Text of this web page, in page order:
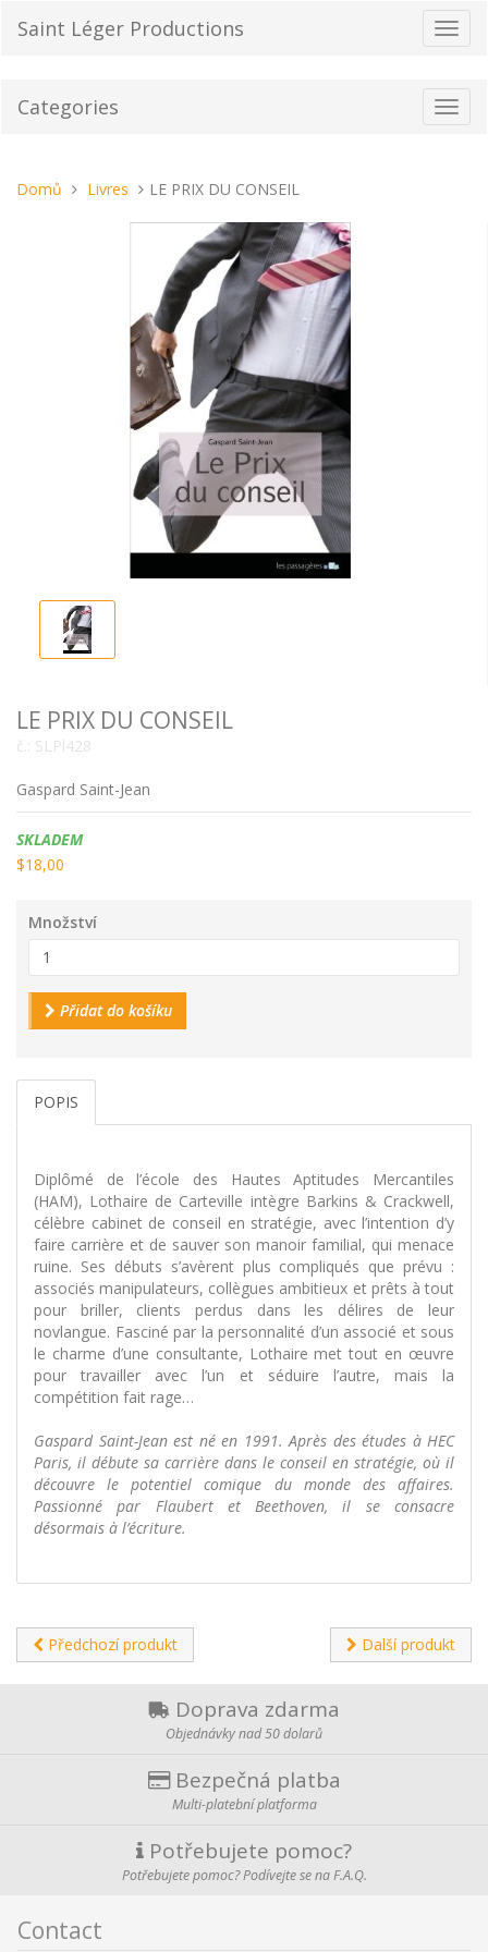
Saint Léger Productions
Categories
Nacházíte
Domů Livres LE PRIX DU CONSEIL
LE PRIX DU CONSEIL
č.: SLPl428
Gaspard Saint-Jean
Dostupnost:
SKLADEM
$18,00
Množství
Přidat do košíku
POPIS
Diplômé de l’école des Hautes Aptitudes Mercantiles
(HAM), Lothaire de Carteville intègre Barkins & Crackwell,
célèbre cabinet de conseil en stratégie, avec l’intention d’y
faire carrière et de sauver son manoir familial, qui menace
ruine. Ses débuts s’avèrent plus compliqués que prévu :
associés manipulateurs, collègues ambitieux et prêts à tout
pour briller, clients perdus dans les délires de leur
novlangue. Fasciné par la personnalité d’un associé et sous
le charme d’une consultante, Lothaire met tout en œuvre
pour travailler avec l’un et séduire l’autre, mais la
compétition fait rage…
Gaspard Saint-Jean est né en 1991. Après des études à HEC
Paris, il débute sa carrière dans le conseil en stratégie, où il
découvre le potentiel comique du monde des affaires.
Passionné par Flaubert et Beethoven, il se consacre
désormais à l’écriture.
Předchozí produkt Další produkt
Doprava zdarma
Objednávky nad 50 dolarů
Bezpečná platba
Multi-platební platforma
Potřebujete pomoc?
Potřebujete pomoc? Podívejte se na F.A.Q.
Contact